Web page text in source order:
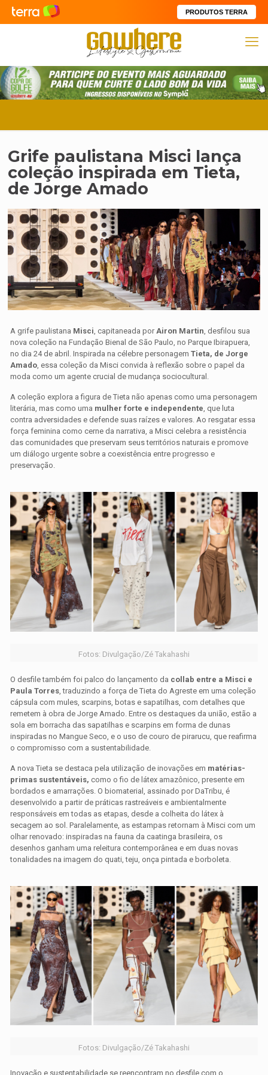
PRODUTOS TERRA
Grife paulistana Misci lança
coleção inspirada em Tieta,
de Jorge Amado
A grife paulistana Misci, capitaneada porAiron Martin, desfilou sua
nova coleção na Fundação Bienal de São Paulo, no Parque Ibirapuera,
no dia 24 de abril. Inspirada na célebre personagemTieta, de Jorge
Amado, essa coleção da Misci convida à reflexão sobre o papel da
moda como um agente crucial de mudança sociocultural.
A coleção explora a figura de Tieta não apenas como uma personagem
literária, mas como uma mulher forte e independente, que luta
contra adversidades e defende suas raízes e valores. Ao resgatar essa
força feminina como cerne da narrativa, a Misci celebra a resistência
das comunidades que preservam seus territórios naturais e promove
um diálogo urgente sobre a coexistência entre progresso e
preservação.
Fotos: Divulgação/Zé Takahashi
O desfile também foi palco do lançamento da collab entre a Misci e
Paula Torres , traduzindo a força de Tieta do Agreste em uma coleção
cápsula com mules, scarpins, botas e sapatilhas, com detalhes que
remetem à obra de Jorge Amado. Entre os destaques da união, estão a
sola em borracha das sapatilhas e scarpins em forma de dunas
inspiradas no Mangue Seco, e o uso de couro de pirarucu, que reafirma
o compromisso com a sustentabilidade.
A nova Tieta se destaca pela utilização de inovações em matérias-
primas sustentáveis, como o fio de látex amazônico, presente em
bordados e amarrações. O biomaterial, assinado por DaTribu, é
desenvolvido a partir de práticas rastreáveis e ambientalmente
responsáveis em todas as etapas, desde a colheita do látex à
secagem ao sol. Paralelamente, as estampas retornam à Misci com um
olhar renovado: inspiradas na fauna da caatinga brasileira, os
desenhos ganham uma releitura contemporânea e em duas novas
tonalidades na imagem do quati, teju, onça pintada e borboleta.
Fotos: Divulgação/Zé Takahashi
Inovação e sustentabilidade se reencontram no desfile com o